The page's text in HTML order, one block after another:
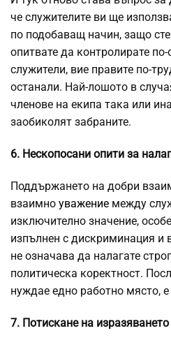
че служителите ви ще
по подобаващ начин, защо
опитвате да контролирате по-
служители, вие правите по-
останали. Най-лошото в
членове на екипа така или
заобиколят забраните.
6. Нескопосани опити за
Поддържането на добри
взаимно уважение между
изключително значение,
изпълнен с дискриминация и
не означава да налагате
политическа коректност.
нуждае едно работно място,
7. Потискане на